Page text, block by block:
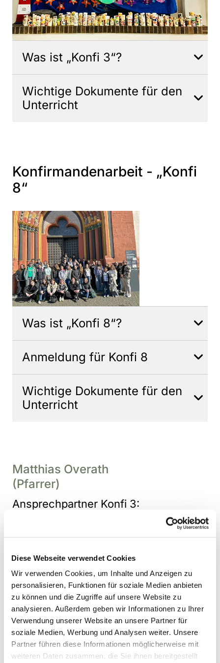
Diese Webseite verwendet Cookies
Wir verwenden Cookies, um Inhalte und Anzeigen zu
personalisieren, Funktionen für soziale Medien anbieten
zu können und die Zugriffe auf unsere Website zu
analysieren. Außerdem geben wir Informationen zu Ihrer
Verwendung unserer Website an unsere Partner für
soziale Medien, Werbung und Analysen weiter. Unsere
Partner führen diese Informationen möglicherweise mit
weiteren Daten zusammen, die Sie ihnen bereitgestellt
Was ist „Konfi 3“?
Wichtige Dokumente für den
Unterricht
Konfirmandenarbeit - „Konfi
8“
Was ist „Konfi 8“?
Anmeldung für Konfi 8
Wichtige Dokumente für den
Unterricht
Matthias Overath
(Pfarrer)
Ansprechpartner Konfi 3: